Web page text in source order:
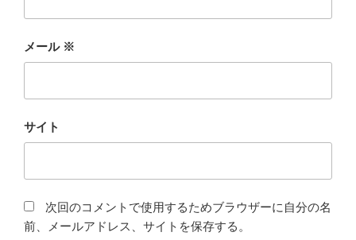
メール ※
サイト
次回のコメントで使用するためブラウザーに自分の名
前、メールアドレス、サイトを保存する。